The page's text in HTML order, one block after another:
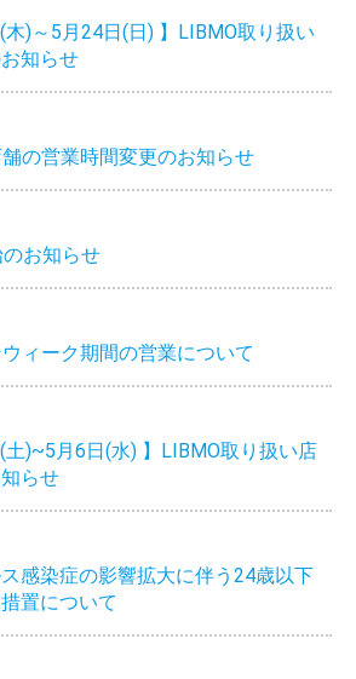
木)～5月24日(日) 】LIBMO取り扱い
知らせ
の営業時間変更のお知らせ
のお知らせ
ィーク期間の営業について
土)~5月6日(水) 】LIBMO取り扱い店
らせ
感染症の影響拡大に伴う24歳以下
置について